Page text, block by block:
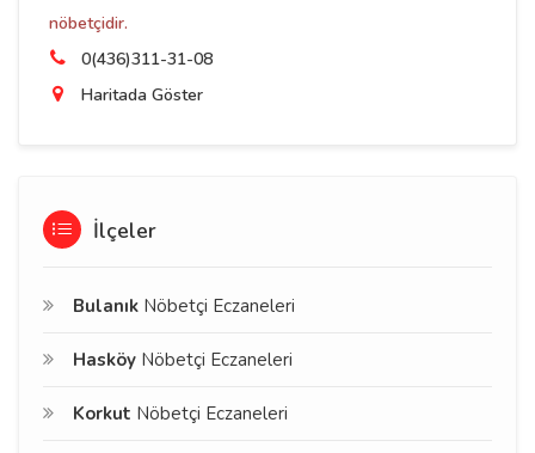
nöbetçidir.
0(436)311-31-08
Haritada Göster
İlçeler
Bulanık Nöbetçi Eczaneleri
Hasköy Nöbetçi Eczaneleri
Korkut Nöbetçi Eczaneleri